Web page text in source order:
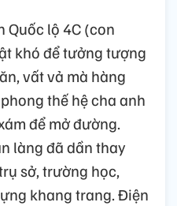
Quốc lộ 4C (con
khó để tưởng tượng
vất vả mà hàng
thế hệ cha anh
để mở đường.
làng đã dần thay
sở, trường học,
khang trang. Điện